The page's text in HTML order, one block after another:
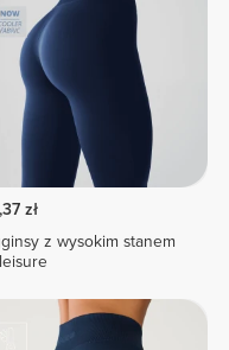
zł
z wysokim stanem